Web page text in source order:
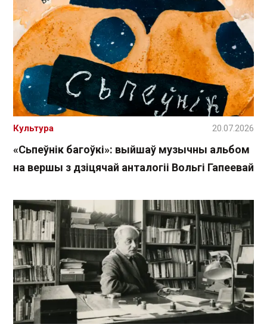
«Сьпеўнік багоўкі»: выйшаў музычны альбом
на вершы з дзіцячай анталогіі Вольгі Гапеевай
Культура 20.07.2026